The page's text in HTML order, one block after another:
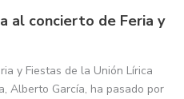
al concierto de Feria y
y Fiestas de la Unión Lírica
Alberto García, ha pasado por